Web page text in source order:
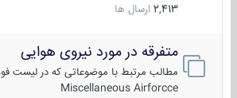
2,413 ارسال ها
متفرقه در مورد نیروی هوایی
مطالب مرتبط با موضوعاتی که در لیست فوق
Miscellaneous Airforcce